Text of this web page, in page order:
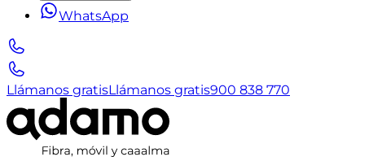
WhatsApp
Llámanos gratisLlámanos gratis900 838 770